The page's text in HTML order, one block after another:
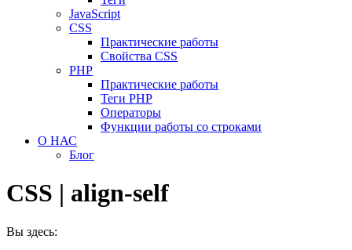
JavaScript
CSS
Практические работы
Свойства CSS
PHP
Практические работы
Теги PHP
Операторы
Функции работы со строками
О НАС
Блог
CSS | align-self
Вы здесь: